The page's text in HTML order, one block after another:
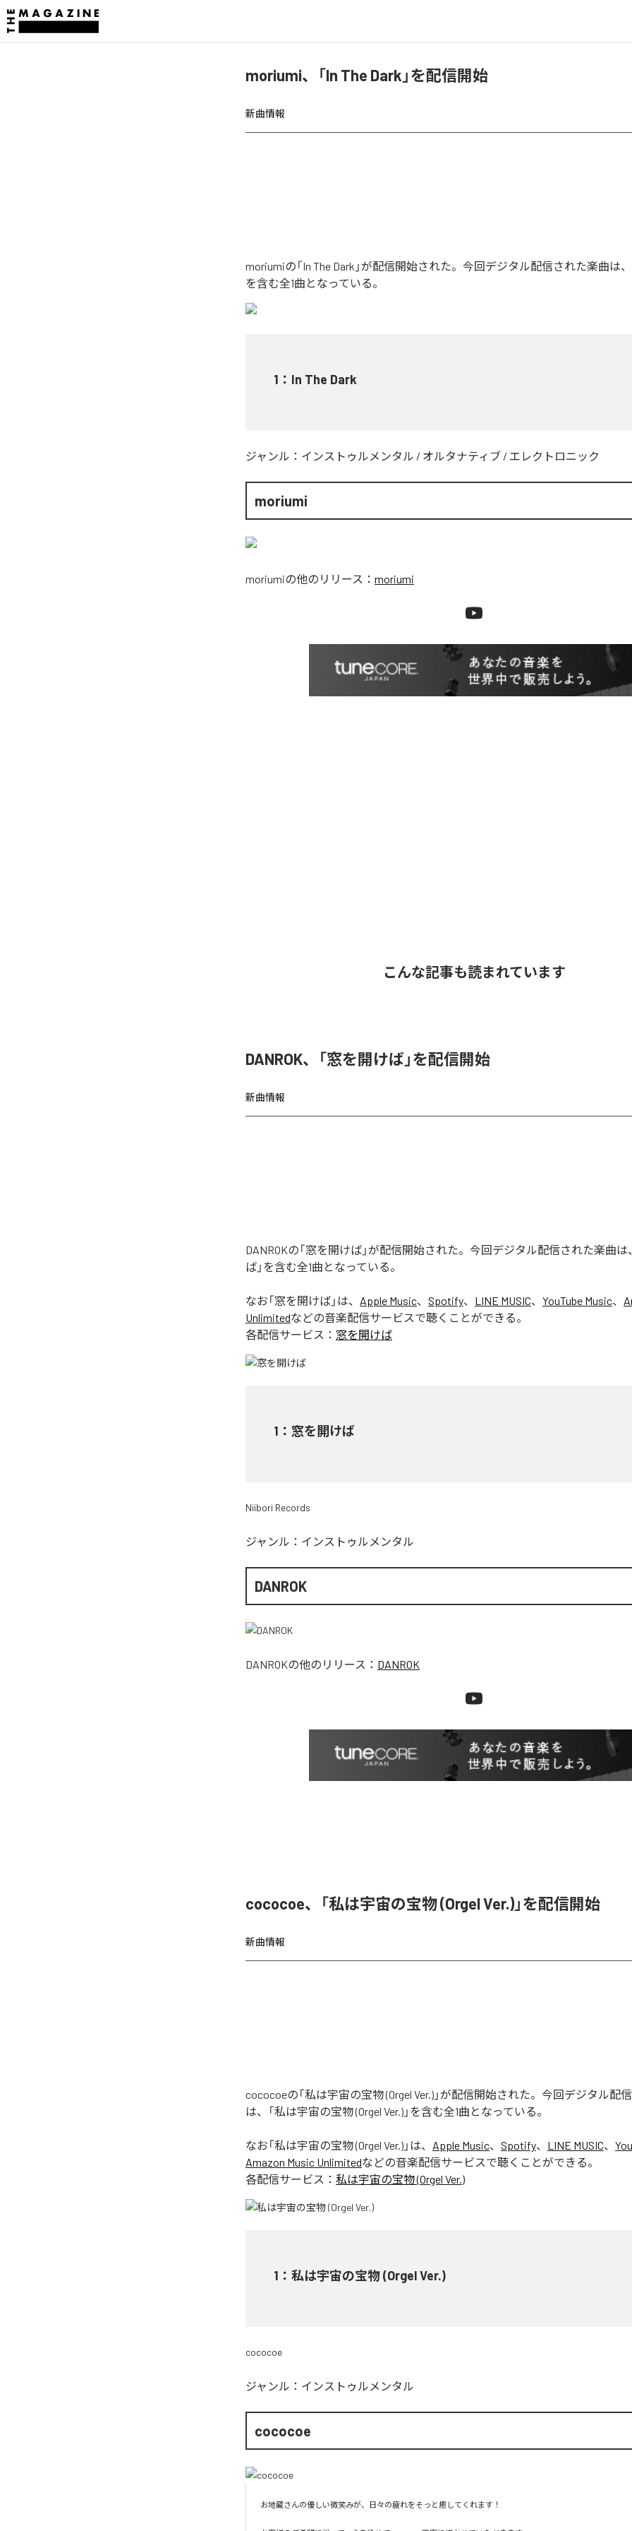
moriumi、「In The Dark」を配信開始
新曲情報
moriumiの「In The Dark」が配信開始された。今回デジタル配信された楽曲は、
を含む全1曲となっている。
1 ： In The Dark
ジャンル： インストゥルメンタル / オルタナティブ / エレクトロニック
moriumi
moriumiの他のリリース： moriumi
こんな記事も読まれています
DANROK、「窓を開けば」を配信開始
新曲情報
DANROKの「窓を開けば」が配信開始された。今回デジタル配信された楽曲は
ば」を含む全1曲となっている。
なお「窓を開けば 」は、 Apple Music、 Spotify、 LINE MUSIC、 YouTube Music、
Unlimitedなどの音楽配信サービスで聴くことができる。
各配信サービス： 窓を開けば
1 ： 窓を開けば
Niibori Records
ジャンル： インストゥルメンタル
DANROK
DANROKの他のリリース： DANROK
cococoe、「私は宇宙の宝物 (Orgel Ver.)」を配信開始
新曲情報
cococoeの「私は宇宙の宝物 (Orgel Ver.)」が配信開始された。今回デジタル配
は、「私は宇宙の宝物 (Orgel Ver.)」を含む全1曲となっている。
なお「私は宇宙の宝物 (Orgel Ver.) 」は、 Apple Music、 Spotify、 LINE MUSIC、
Amazon Music Unlimitedなどの音楽配信サービスで聴くことができる。
各配信サービス： 私は宇宙の宝物 (Orgel Ver.)
1 ： 私は宇宙の宝物 (Orgel Ver.)
cococoe
ジャンル： インストゥルメンタル
cococoe
お地蔵さんの優しい微笑みが、日々の疲れをそっと癒してくれます！